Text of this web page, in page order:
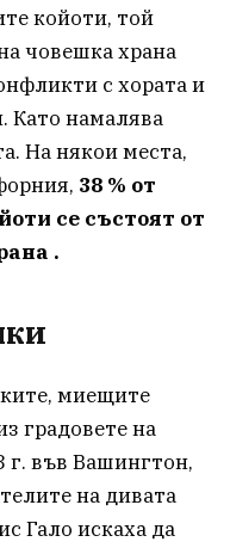
койоти, той
човешка храна
с хората и
намалява
На някои места,
38 % от
се състоят от
.
миещите
градовете на
г. във Вашингтон,
на дивата
Гало искаха да